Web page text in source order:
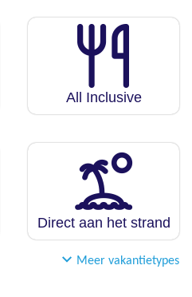
All Inclusive
Direct aan het strand
Meer vakantietypes